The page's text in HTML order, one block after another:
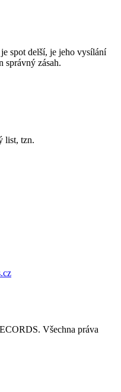
spot delší, je jeho vysílání
správný zásah.
list, tzn.
Všechna práva